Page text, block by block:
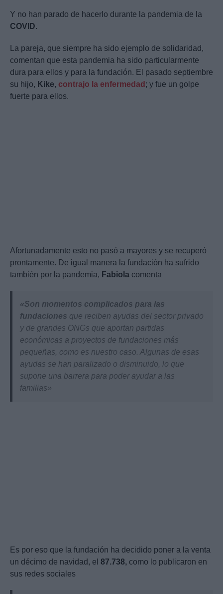
Y no han parado de hacerlo durante la pandemia de la
COVID.
La pareja, que siempre ha sido ejemplo de solidaridad,
comentan que esta pandemia ha sido particularmente
dura para ellos y para la fundación. El pasado septiembre
su hijo, Kike, contrajo la enfermedad ; y fue un golpe
fuerte para ellos.
Afortunadamente esto no pasó a mayores y se recuperó
prontamente. De igual manera la fundación ha sufrido
también por la pandemia, Fabiola comenta
«Son momentos complicados para las
fundaciones que reciben ayudas del sector privado
y de grandes ONGs que aportan partidas
económicas a proyectos de fundaciones más
pequeñas, como es nuestro caso. Algunas de esas
ayudas se han paralizado o disminuido, lo que
supone una barrera para poder ayudar a las
familias»
Es por eso que la fundación ha decidido poner a la venta
un décimo de navidad, el 87.738, como lo publicaron en
sus redes sociales